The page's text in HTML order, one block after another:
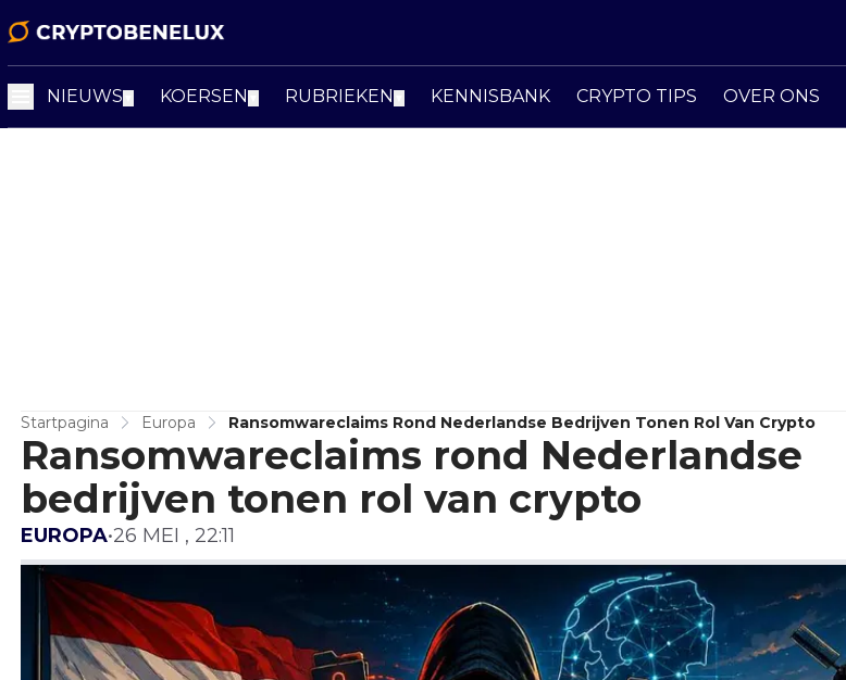
NIEUWS KOERSEN RUBRIEKEN KENNISBANK CRYPTO TIPS OVER ONS
Startpagina Europa Ransomwareclaims Rond Nederlandse Bedrijven Tonen Rol Van Crypto
Ransomwareclaims rond Nederlandse
bedrijven tonen rol van crypto
EUROPA•26 MEI , 22:11